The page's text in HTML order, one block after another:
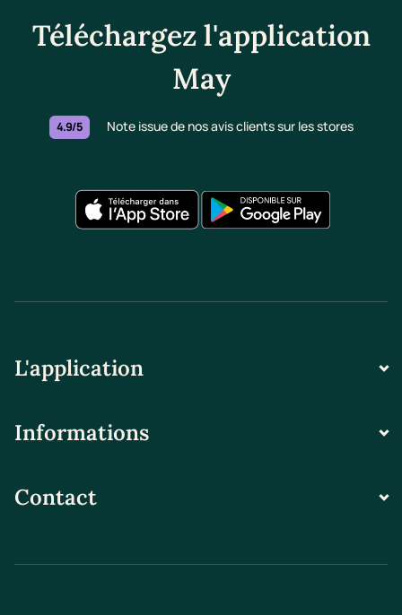
Téléchargez l'application
May
4.9/5 Note issue de nos avis clients sur les stores
L'application
Informations
Contact